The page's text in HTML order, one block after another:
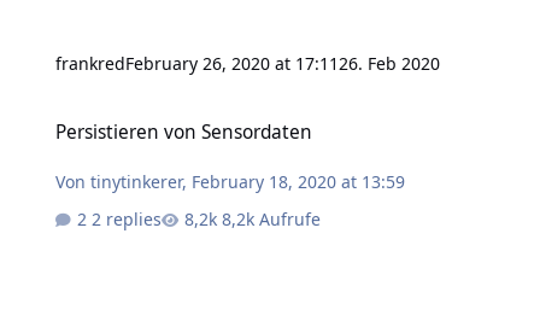
frankredFebruary 26, 2020 at 17:1126. Feb 2020
Persistieren von Sensordaten
Vontinytinkerer, February 18, 2020 at 13:59
2 replies
8,2k Aufrufe